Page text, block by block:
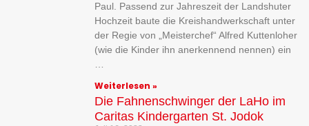
Paul. Passend zur Jahreszeit der Landshuter
Hochzeit baute die Kreishandwerkschaft unter
der Regie von „Meisterchef“ Alfred Kuttenloher
(wie die Kinder ihn anerkennend nennen) ein
…
Weiterlesen »
Die Fahnenschwinger der LaHo im
Caritas Kindergarten St. Jodok